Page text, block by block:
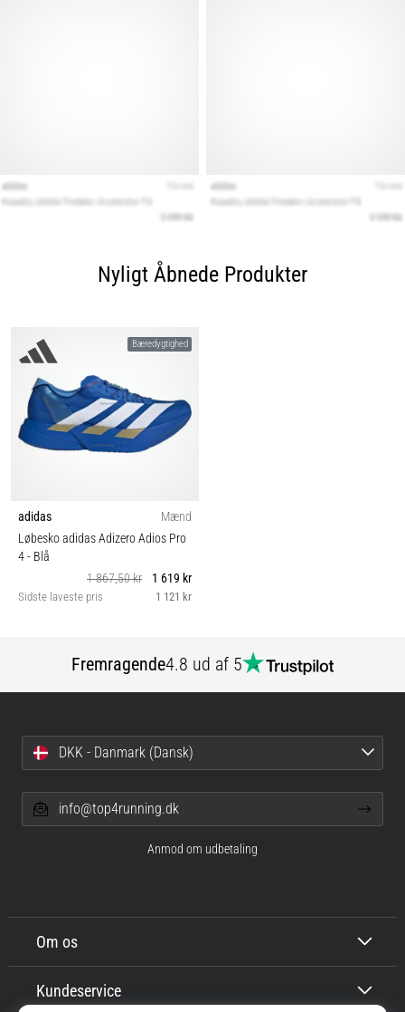
Nyligt Åbnede Produkter
Bæredygtighed
adidas
Mænd
Løbesko adidas Adizero Adios Pro
4- Blå
1 867,50 kr
1 619 kr
Sidste laveste pris 1 121 kr
Fremragende4.8 ud af 5
Om os
Kundeservice
DKK - Danmark (Dansk)
info@top4running.dk
Anmod om udbetaling